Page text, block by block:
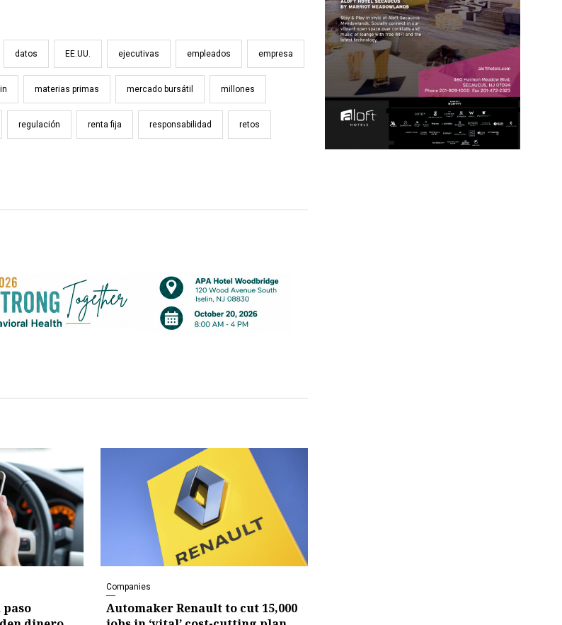
datos EE.UU. ejecutivas empleados empresa
materias primas mercado bursátil millones
regulación renta fija responsabilidad retos
Companies
Automaker Renault to cut 15,000